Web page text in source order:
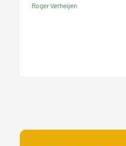
Roger Verheijen